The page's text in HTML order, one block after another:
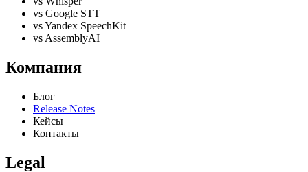
vs Google STT
vs Yandex SpeechKit
vs AssemblyAI
Компания
Блог
Release Notes
Кейсы
Контакты
Legal